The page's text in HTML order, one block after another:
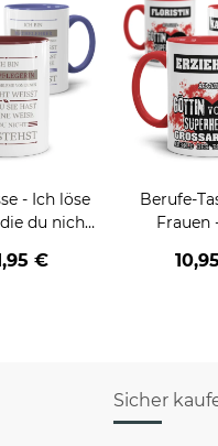
- Ich löse
du nicht
Berufe
€
Berufe-
Frauen
Sicher